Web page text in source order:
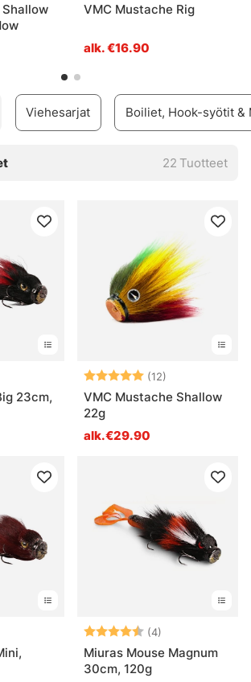
VMC Mustache Rig
alk. €16.90
Viehesarjat Boiliet, Hook-syötit &
22 Tuotteet
4.6 5:sta tähdestä
23cm,
Arvio: (12)
VMC Mustache Shallow
22g
alk.€29.90
4.5 5:sta tähdestäArvio: (4)
Miuras Mouse Magnum
30cm, 120g